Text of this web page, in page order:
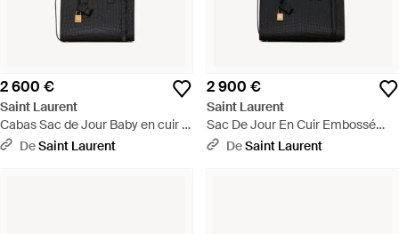
2 600 €
Saint Laurent
Cabas Sac de Jour Baby en cuir -
NoirDeSaint Laurent
2 900 €
Saint Laurent
Sac De Jour En Cuir Embossé
Crocodile - Noir
DeSaint Laurent